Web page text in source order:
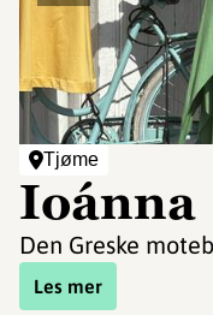
Tjøme
Ioánna
Den Greske
Les mer